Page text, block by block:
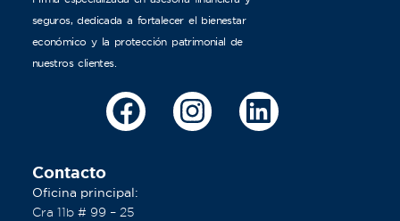
seguros, dedicada a fortalecer el bienestar
económico y la protección patrimonial de
nuestros clientes.
Contacto
Oficina principal:
Cra 11b # 99 – 25